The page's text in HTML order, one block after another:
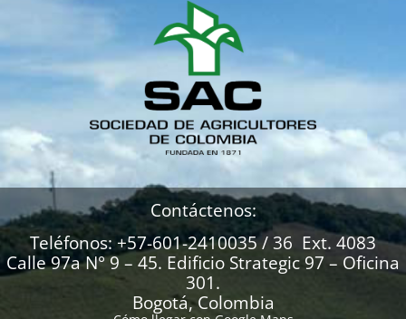
Contáctenos:
Teléfonos: +57-601-2410035 / 36 Ext. 4083
Calle 97a N° 9 – 45. Edificio Strategic 97 – Oficina
301.
Bogotá, Colombia